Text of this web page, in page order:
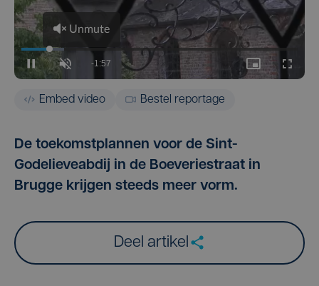
Embed video Bestel reportage
De toekomstplannen voor de Sint-
Godelieveabdij in de Boeveriestraat in
Brugge krijgen steeds meer vorm.
Deel artikel